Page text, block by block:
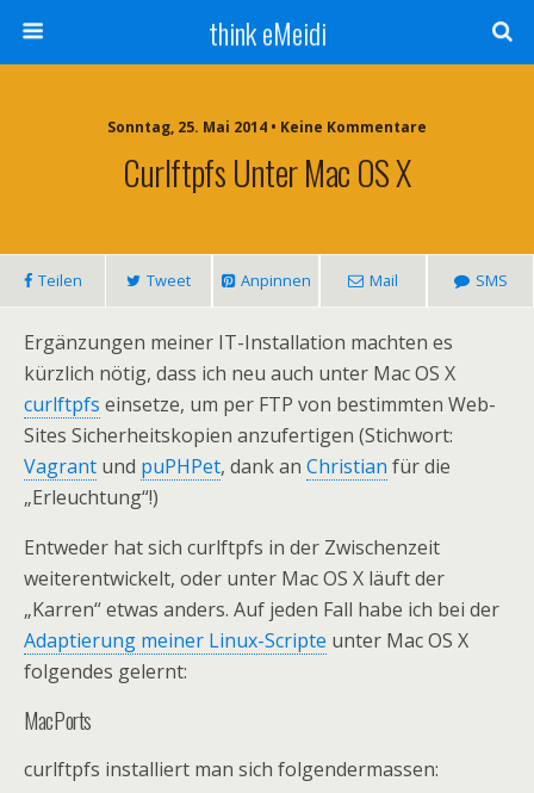
think eMeidi
Sonntag, 25. Mai 2014 • Keine Kommentare
Curlftpfs Unter Mac OS X
Teilen Tweet Anpinnen Mail SMS
Ergänzungen meiner IT-Installation machten es
kürzlich nötig, dass ich neu auch unter Mac OS X
curlftpfs einsetze, um per FTP von bestimmten Web-
Sites Sicherheitskopien anzufertigen (Stichwort:
Vagrant und puPHPet, dank an Christian für die
„Erleuchtung“!)
Entweder hat sich curlftpfs in der Zwischenzeit
weiterentwickelt, oder unter Mac OS X läuft der
„Karren“ etwas anders. Auf jeden Fall habe ich bei der
Adaptierung meiner Linux-Scripte unter Mac OS X
folgendes gelernt:
MacPorts
curlftpfs installiert man sich folgendermassen: